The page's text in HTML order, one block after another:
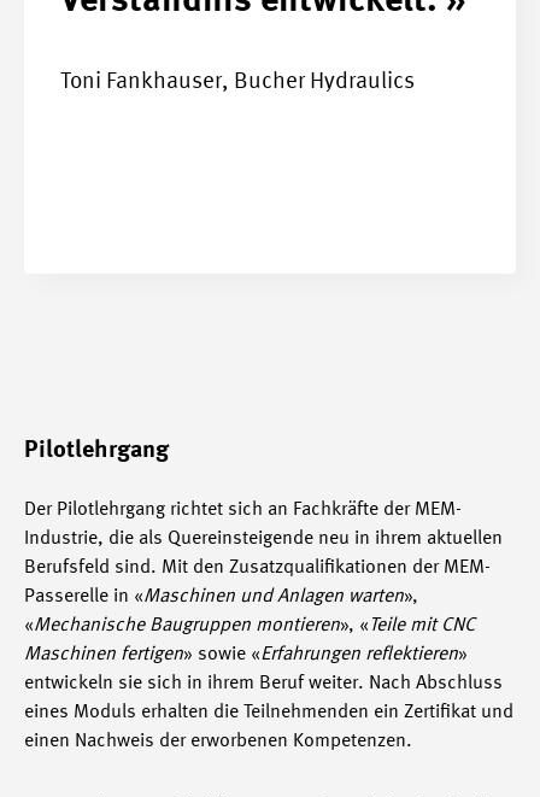
Toni Fankhauser, Bucher Hydraulics
Pilotlehrgang
Der Pilotlehrgang richtet sich an Fachkräfte der MEM-
Industrie, die als Quereinsteigende neu in ihrem aktuellen
Berufsfeld sind. Mit den Zusatzqualifikationen der MEM-
Passerelle in «Maschinen und Anlagen warten»,
«Mechanische Baugruppen montieren», « Teile mit CNC
Maschinen fertigen» sowie «Erfahrungen reflektieren»
entwickeln sie sich in ihrem Beruf weiter. Nach Abschluss
eines Moduls erhalten die Teilnehmenden ein Zertifikat und
einen Nachweis der erworbenen Kompetenzen.